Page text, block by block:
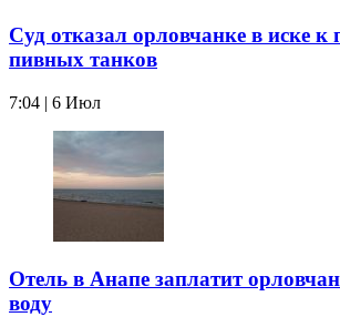
Суд отказал орловчанке в иске к
пивных танков
7:04 | 6 Июл
Отель в Анапе заплатит
воду